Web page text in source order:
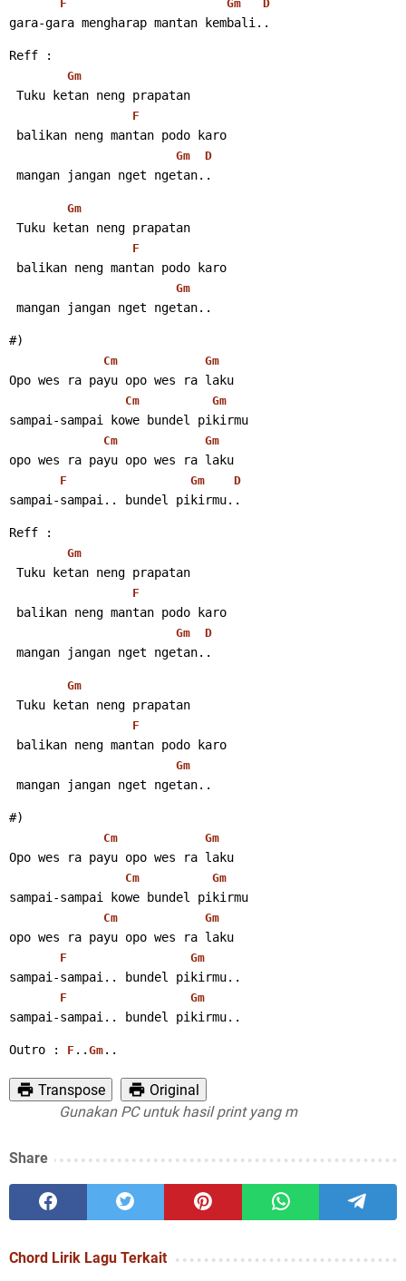
F Gm D
gara-gara mengharap mantan kembali..
Reff :
Gm
Tuku ketan neng prapatan
F
balikan neng mantan podo karo
Gm D
mangan jangan nget ngetan..
Gm
Tuku ketan neng prapatan
F
balikan neng mantan podo karo
Gm
mangan jangan nget ngetan..
#)
Cm Gm
Opo wes ra payu opo wes ra laku
Cm Gm
sampai-sampai kowe bundel pikirmu
Cm Gm
opo wes ra payu opo wes ra laku
F Gm D
sampai-sampai.. bundel pikirmu..
Reff :
Gm
Tuku ketan neng prapatan
F
balikan neng mantan podo karo
Gm D
mangan jangan nget ngetan..
Gm
Tuku ketan neng prapatan
F
balikan neng mantan podo karo
Gm
mangan jangan nget ngetan..
#)
Cm Gm
Opo wes ra payu opo wes ra laku
Cm Gm
sampai-sampai kowe bundel pikirmu
Cm Gm
opo wes ra payu opo wes ra laku
F Gm
sampai-sampai.. bundel pikirmu..
F Gm
sampai-sampai.. bundel pikirmu..
Outro : F .. Gm ..
Transpose
Original
Gunakan PC untuk hasil print yang maksimal
Share
Chord Lirik Lagu Terkait